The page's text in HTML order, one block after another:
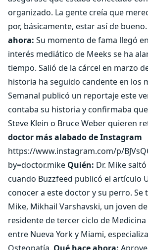
organizado. La gente creía que
por, básicamente, estar así de bueno.
ahora: Su momento de fama llegó
interés mediático de Meeks se ha
tiempo. Salió de la cárcel en marzo
historia ha seguido candente en los
Semanal publicó un reportaje este
contaba su historia y confirmaba
Steve Klein o Bruce Weber quieren
doctor más alabado de Instagram
https://www.instagram.com/p/
by=doctor.mike Quién: Dr. Mike
cuando Buzzfeed publicó el artículo
conocer a este doctor y su perro. Se
Mike, Mikhail Varshavski, un joven
residente de tercer ciclo de Medicina
entre Nueva York y Miami,